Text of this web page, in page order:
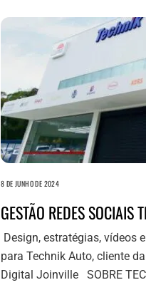
8 DE JUNHO DE 2024
GESTÃO REDES SOCIAIS
Design, estratégias, vídeos
para Technik Auto, cliente
Digital Joinville SOBRE